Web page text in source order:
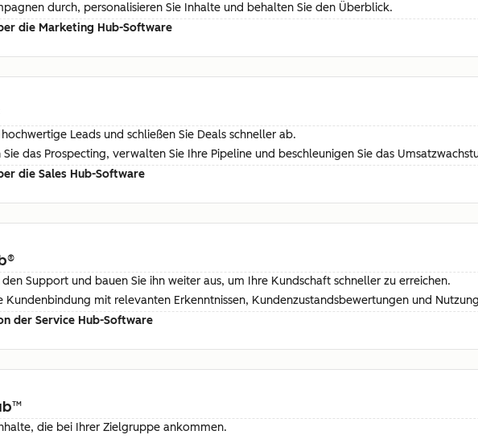
durch, personalisieren Sie Inhalte und behalten Sie den Überblick.
die Marketing Hub-Software
Leads und schließen Sie Deals schneller ab.
das Prospecting, verwalten Sie Ihre Pipeline und beschleunigen Sie das
die Sales Hub-Software
®
Support und bauen Sie ihn weiter aus, um Ihre Kundschaft schneller zu erreichen.
Kundenbindung mit relevanten Erkenntnissen, Kundenzustandsbewertungen und
der Service Hub-Software
™
die bei Ihrer Zielgruppe ankommen.